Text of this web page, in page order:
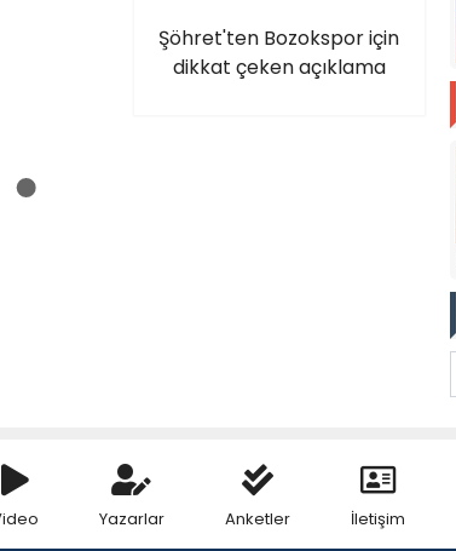
Şöhret'ten Bozokspor için
dikkat çeken açıklama
Yazarlar Anketler İletişim